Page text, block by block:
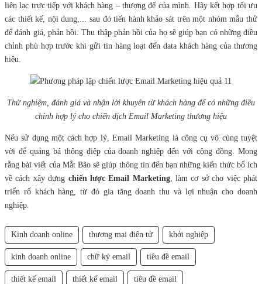
liên lạc trực tiếp với khách hàng – thượng đế của mình. Hãy kết hợp tối ưu
các thiết kế, nội dung,... sau đó tiến hành khảo sát trên một nhóm mẫu thử
để đánh giá, phản hồi. Thu thập phản hồi của họ sẽ giúp bạn có những điều
chỉnh phù hợp trước khi gửi tin hàng loạt đến data khách hàng của thương
hiệu.
Thử nghiệm, đánh giá và nhận lời khuyên từ khách hàng để có những điều
chỉnh hợp lý cho chiến dịch Email Marketing thương hiệu
Nếu sử dụng một cách hợp lý, Email Marketing là công cụ vô cùng tuyệt
vời để quảng bá thông điệp của doanh nghiệp đến với cộng đồng. Mong
rằng bài viết của Mắt Bão sẽ giúp thông tin đến bạn những kiến thức bổ ích
về cách xây dựng chiến lược Email Marketing, làm cơ sở cho việc phát
triển rổ khách hàng, từ đó gia tăng doanh thu và lợi nhuận cho doanh
nghiệp.
Kinh doanh online thương mại điện tử khởi nghiệp
kinh doanh online chữ ký email tiêu đề email
thiết kế email thiết kế email tiêu đề email